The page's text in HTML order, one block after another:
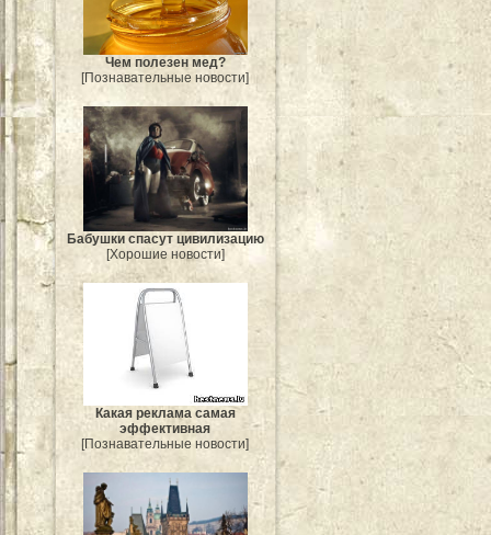
Чем полезен мед?
[Познавательные новости]
Бабушки спасут цивилизацию
[Хорошие новости]
Какая реклама самая
эффективная
[Познавательные новости]